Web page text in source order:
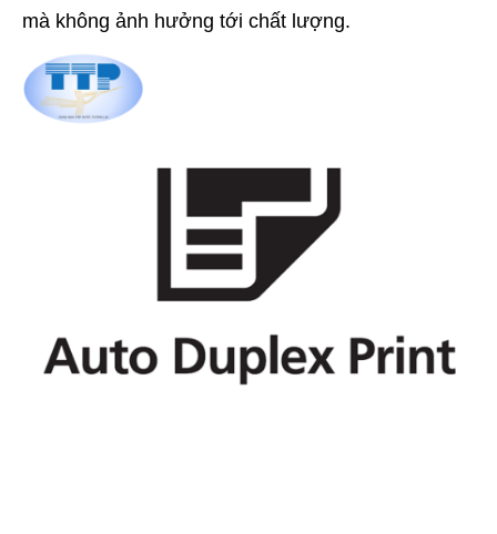
mà không ảnh hưởng tới chất lượng.